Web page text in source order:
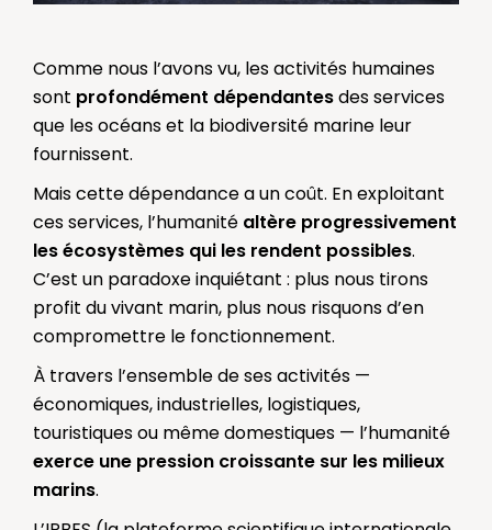
Comme nous l’avons vu, les activités humaines
sont profondément dépendantesdes services
que les océans et la biodiversité marine leur
fournissent.
Mais cette dépendance a un coût. En exploitant
ces services, l’humanité altère progressivement
les écosystèmes qui les rendent possibles.
C’est un paradoxe inquiétant : plus nous tirons
profit du vivant marin, plus nous risquons d’en
compromettre le fonctionnement.
À travers l’ensemble de ses activités —
économiques, industrielles, logistiques,
touristiques ou même domestiques — l’humanité
exerce une pression croissante sur les milieux
marins.